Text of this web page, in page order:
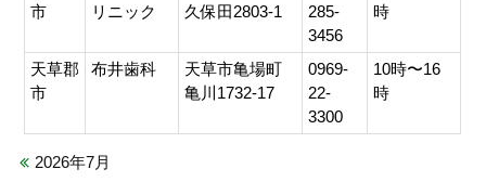
市
リニック
久保田2803-1
285-
3456
時
天草郡
市
布井歯科
天草市亀場町
亀川1732-17
0969-
22-
3300
10時〜16
時
2026年7月